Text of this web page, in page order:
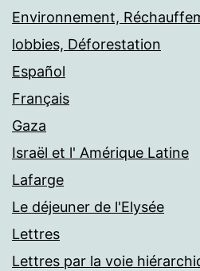
Environnement,
lobbies, Déforestation
Español
Français
Gaza
Israël et l' Amérique Latine
Lafarge
Le déjeuner de l'Elysée
Lettres
Lettres par la voie